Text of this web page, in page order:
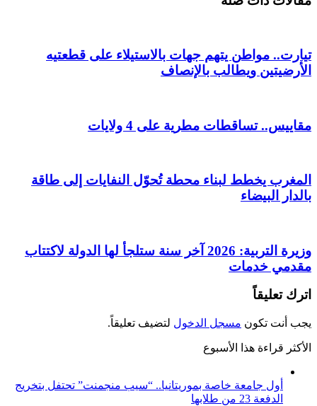
تيارت.. مواطن يتهم جهات بالاستيلاء على قطعتيه
الأرضيتين ويطالب بالإنصاف
مقاييس.. تساقطات مطرية على 4 ولايات
المغرب يخطط لبناء محطة تُحوّل النفايات إلى طاقة
بالدار البيضاء
وزيرة التربية: 2026 آخر سنة ستلجأ لها الدولة لاكتتاب
مقدمي خدمات
اترك تعليقاً
يجب أنت تكون مسجل الدخول لتضيف تعليقاً.
الأكثر قراءة هذا الأسبوع
أول جامعة خاصة بموريتانيا.. “سيب منجمنت” تحتفل بتخريج
الدفعة 23 من طلابها